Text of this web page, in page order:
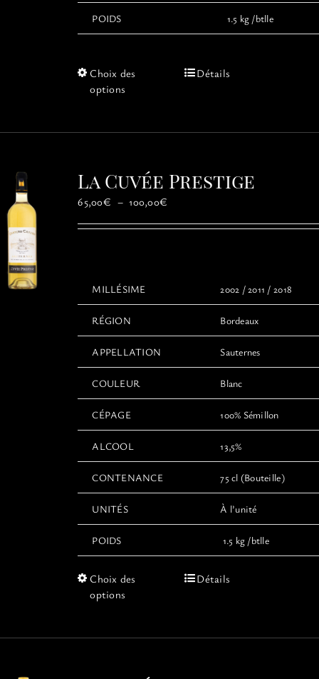
POIDS 1.5 kg /btlle
Choix des
options
Ce
variations.
peuvent
sur
Détails
La Cuvée Prestige
65,00€ – 100,00€
prix :
MILLÉSIME 2002 / 2011 / 2018
RÉGION Bordeaux
APPELLATION Sauternes
COULEUR Blanc
CÉPAGE 100% Sémillon
ALCOOL 13,5%
CONTENANCE 75 cl (Bouteille)
UNITÉS À l’unité
POIDS 1.5 kg /btlle
Choix des
options
Ce
variations.
Détails